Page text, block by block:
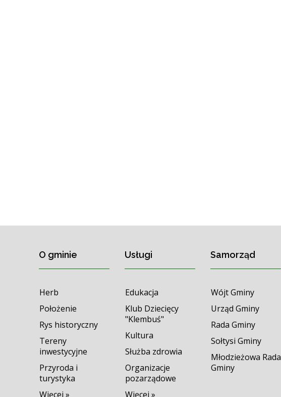
O gminie
Herb
Położenie
Rys historyczny
Tereny
inwestycyjne
Przyroda i
turystyka
Więcej »
Usługi
Edukacja
Klub Dziecięcy
"Klembuś"
Kultura
Służba zdrowia
Organizacje
pozarządowe
Więcej »
Samorząd
Wójt Gminy
Urząd Gminy
Rada Gminy
Sołtysi Gminy
Młodzieżowa Rada
Gminy